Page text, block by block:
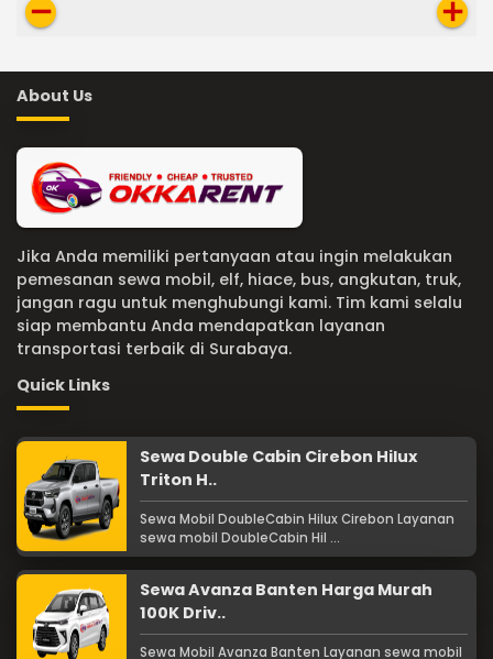
remove add
About Us
Jika Anda memiliki pertanyaan atau ingin melakukan
pemesanan sewa mobil, elf, hiace, bus, angkutan, truk,
jangan ragu untuk menghubungi kami. Tim kami selalu
siap membantu Anda mendapatkan layanan
transportasi terbaik di Surabaya.
Quick Links
Sewa Double Cabin Cirebon Hilux
Triton H..
Sewa Mobil DoubleCabin Hilux Cirebon Layanan
sewa mobil DoubleCabin Hil ...
Sewa Avanza Banten Harga Murah
100K Driv..
Sewa Mobil Avanza Banten Layanan sewa mobil